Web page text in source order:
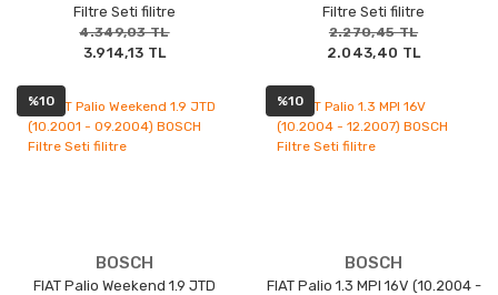
Filtre Seti filitre
4.349,03 TL
3.914,13 TL
Filtre Seti filitre
2.270,45 TL
2.043,40 TL
%10
BOSCH
FIAT Palio Weekend 1.9 JTD
%10
BOSCH
FIAT Palio 1.3 MPI 16V (10.2004 -